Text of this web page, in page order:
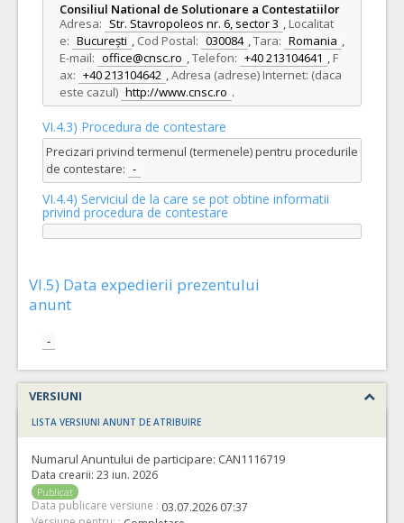
Consiliul National de Solutionare a Contestatiilor
Adresa: Str. Stavropoleos nr. 6, sector 3 , Localitat
e: București , Cod Postal: 030084 ,Tara: Romania ,
E-mail: office@cnsc.ro ,Telefon: +40 213104641 , F
ax: +40 213104642 ,Adresa (adrese) Internet: (daca
este cazul) http://www.cnsc.ro .
VI.4.3) Procedura de contestare
Precizari privind termenul (termenele) pentru procedurile
de contestare: -
VI.4.4) Serviciul de la care se pot obtine informatii
privind procedura de contestare
VI.5) Data expedierii prezentului
anunt
-
VERSIUNI
LISTA VERSIUNI ANUNT DE ATRIBUIRE
Numarul Anuntului de participare: CAN1116719
Data crearii: 23 iun. 2026
Publicat
Data publicare versiune : 03.07.2026 07:37